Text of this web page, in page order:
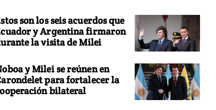
son los seis acuerdos que
y Argentina firmaron
la visita de Milei
y Milei se reúnen en
para fortalecer la
bilateral